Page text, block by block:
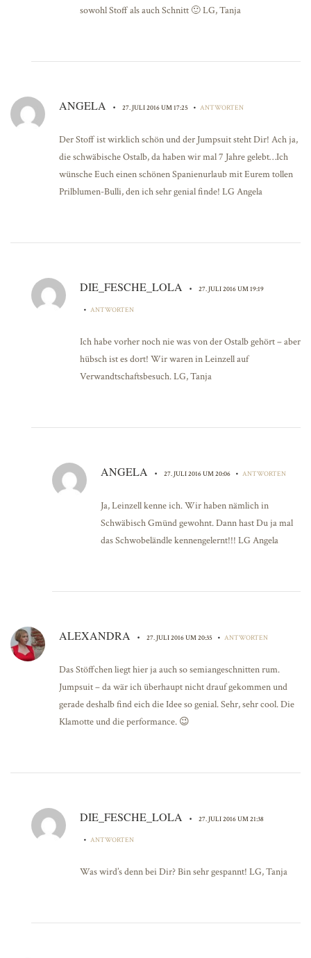
sowohl Stoff als auch Schnitt 🙂 LG, Tanja
ANGELA • 27. JULI 2016 UM 17:25 • ANTWORTEN
Der Stoff ist wirklich schön und der Jumpsuit steht Dir! Ach ja,
die schwäbische Ostalb, da haben wir mal 7 Jahre gelebt…Ich
wünsche Euch einen schönen Spanienurlaub mit Eurem tollen
Prilblumen-Bulli, den ich sehr genial finde! LG Angela
DIE_FESCHE_LOLA • 27. JULI 2016 UM 19:19
• ANTWORTEN
Ich habe vorher noch nie was von der Ostalb gehört – aber
hübsch ist es dort! Wir waren in Leinzell auf
Verwandtschaftsbesuch. LG, Tanja
ANGELA • 27. JULI 2016 UM 20:06 • ANTWORTEN
Ja, Leinzell kenne ich. Wir haben nämlich in
Schwäbisch Gmünd gewohnt. Dann hast Du ja mal
das Schwobeländle kennengelernt!!! LG Angela
ALEXANDRA • 27. JULI 2016 UM 20:35 • ANTWORTEN
Das Stöffchen liegt hier ja auch so semiangeschnitten rum.
Jumpsuit – da wär ich überhaupt nicht drauf gekommen und
gerade deshalb find eich die Idee so genial. Sehr, sehr cool. Die
Klamotte und die performance. 😉
DIE_FESCHE_LOLA • 27. JULI 2016 UM 21:38
• ANTWORTEN
Was wird’s denn bei Dir? Bin sehr gespannt! LG, Tanja